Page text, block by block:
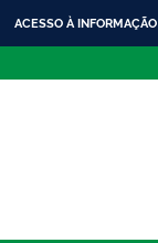
ACESSO À INFORMAÇÃO